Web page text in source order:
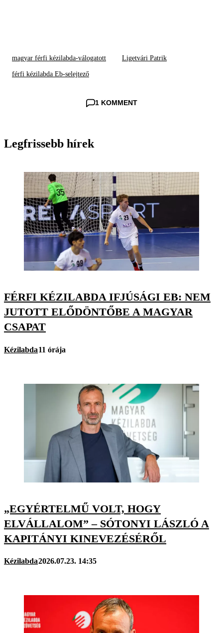
magyar férfi kézilabda-válogatott Ligetvári Patrik
férfi kézilabda Eb-selejtező
1 KOMMENT
Legfrissebb hírek
FÉRFI KÉZILABDA IFJÚSÁGI EB: NEM
JUTOTT ELŐDÖNTŐBE A MAGYAR
CSAPAT
Kézilabda11 órája
„EGYÉRTELMŰ VOLT, HOGY
ELVÁLLALOM” – SÓTONYI LÁSZLÓ A
KAPITÁNYI KINEVEZÉSÉRŐL
Kézilabda2026.07.23. 14:35